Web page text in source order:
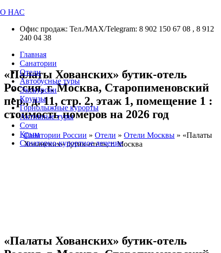
О НАС
Офис продаж: Тел./МАХ/Telegram: 8 902 150 67 08 , 8 912
240 04 38
Главная
Санатории
Отели
Автобусные туры
Экскурсии
Круизы
Горнолыжные курорты
Активные туры
Сочи
Крым
Санаторно-курортное лечение
«Палаты Хованских» бутик-отель
Россия, г. Москва, Старопименовский
пер., д. 11, стр. 2, этаж 1, помещение 1 :
стоимость номеров на 2026 год
Санатории России » Отели » Отели Москвы » «Палаты
Хованских» бутик-отель, г. Москва
«Палаты Хованских» бутик-отель